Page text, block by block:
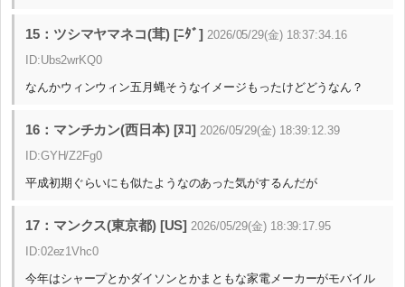
15：ツシマヤマネコ(茸) [ﾆﾀﾞ] 2026/05/29(金) 18:37:34.16
ID:Ubs2wrKQ0
なんかウィンウィン五月蝿そうなイメージもったけどどうなん？
16：マンチカン(西日本) [ﾇｺ] 2026/05/29(金) 18:39:12.39
ID:GYH/Z2Fg0
平成初期ぐらいにも似たようなのあった気がするんだが
17：マンクス(東京都) [US] 2026/05/29(金) 18:39:17.95
ID:02ez1Vhc0
今年はシャープとかダイソンとかまともな家電メーカーがモバイル